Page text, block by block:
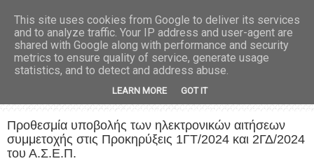
Προθεσμία υποβολής των ηλεκτρονικών αιτήσεων
συμμετοχής στις Προκηρύξεις 1ΓΤ/2024 και 2ΓΔ/2024
του Α.Σ.Ε.Π.
This site uses cookies from Google to deliver its services
and to analyze traffic. Your IP address and user-agent are
shared with Google along with performance and security
metrics to ensure quality of service, generate usage
statistics, and to detect and address abuse.
LEARN MORE GOT IT